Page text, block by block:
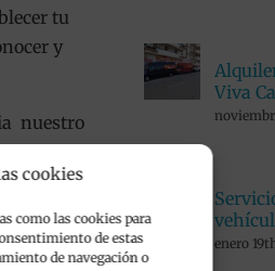
cookies
como las cookies para
de estas
de navegación o
tu
y
nuestro
y esta
y una
de
Viva
enero